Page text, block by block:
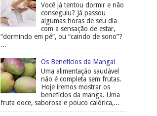
Você já tentou dormir e não
conseguiu? Já passou
algumas horas de seu dia
com a sensação de estar,
“dormindo em pé”, ou “caindo de sono”?
...
Os Benefícios da Manga!
Uma alimentação saudável
não é completa sem frutas.
Hoje iremos mostrar os
benefícios da manga. Uma
fruta doce, saborosa e pouco calórica,...